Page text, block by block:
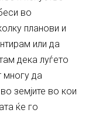
во
планови и
или да
дека луѓето
да
земјите во кои
ќе го